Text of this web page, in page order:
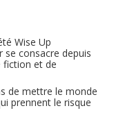
Wise Up
se consacre depuis
fiction et de
de mettre le monde
prennent le risque